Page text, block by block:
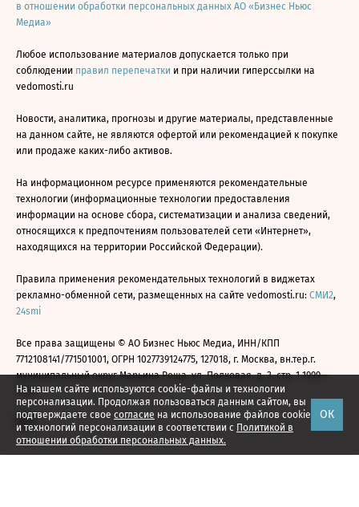
На нашем сайте используются cookie-файлы и технологии
персонализации. Продолжая пользоваться данным сайтом, вы
подтверждаете свое согласие на использование файлов cookie
и технологий персонализации в соответствии с Политикой в
отношении обработки персональных данных.
ОК
в отношении обработки персональных данных АО «Бизнес Ньюс
Медиа»
Любое использование материалов допускается только при
соблюдении правил перепечатки и при наличии гиперссылки на
vedomosti.ru
Новости, аналитика, прогнозы и другие материалы, представленные
на данном сайте, не являются офертой или рекомендацией к покупке
или продаже каких-либо активов.
На информационном ресурсе применяются рекомендательные
технологии (информационные технологии предоставления
информации на основе сбора, систематизации и анализа сведений,
относящихся к предпочтениям пользователей сети «Интернет»,
находящихся на территории Российской Федерации).
Правила применения рекомендательных технологий в виджетах
рекламно-обменной сети, размещенных на сайте vedomosti.ru: СМИ2,
24smi
Все права защищены © АО Бизнес Ньюс Медиа, ИНН/КПП
7712108141/771501001, ОГРН 1027739124775, 127018, г. Москва, вн.тер.г.
муниципальный округ Марьина Роща, ул. Полковая, д. 3, стр. 1 1999—
2026